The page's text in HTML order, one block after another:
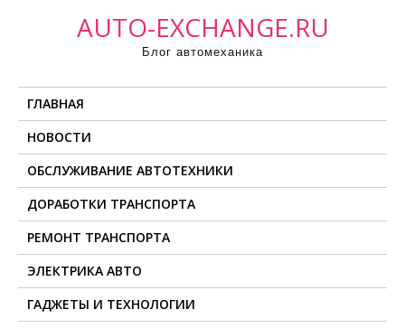
AUTO-EXCHANGE.RU
Блог автомеханика
ГЛАВНАЯ
НОВОСТИ
ОБСЛУЖИВАНИЕ АВТОТЕХНИКИ
ДОРАБОТКИ ТРАНСПОРТА
РЕМОНТ ТРАНСПОРТА
ЭЛЕКТРИКА АВТО
ГАДЖЕТЫ И ТЕХНОЛОГИИ